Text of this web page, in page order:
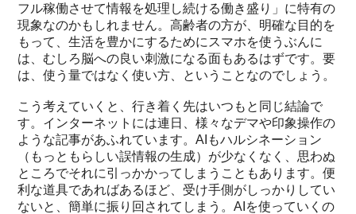
フル稼働させて情報を処理し続ける働き盛り」に特有の
現象なのかもしれません。高齢者の方が、明確な目的を
もって、生活を豊かにするためにスマホを使うぶんに
は、むしろ脳への良い刺激になる面もあるはずです。要
は、使う量ではなく使い方、ということなのでしょう。
こう考えていくと、行き着く先はいつもと同じ結論で
す。インターネットには連日、様々なデマや印象操作の
ような記事があふれています。AIもハルシネーション
（もっともらしい誤情報の生成）が少なくなく、思わぬ
ところでそれに引っかかってしまうこともあります。便
利な道具であればあるほど、受け手側がしっかりしてい
ないと、簡単に振り回されてしまう。AIを使っていくの